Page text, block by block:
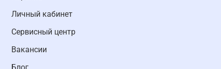
Личный кабинет
Cервисный центр
Вакансии
Блог